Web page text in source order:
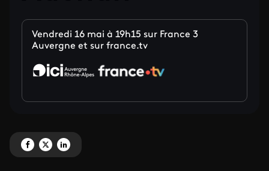
Vendredi 16 mai à 19h15 sur France 3
Auvergne et sur france.tv
Partagez 'Page spéciale fermeture de Auchan' sur Facebook
Partagez 'Page spéciale fermeture de Auchan' sur X
Partagez 'Page spéciale fermeture de Auchan' sur LinkedIn